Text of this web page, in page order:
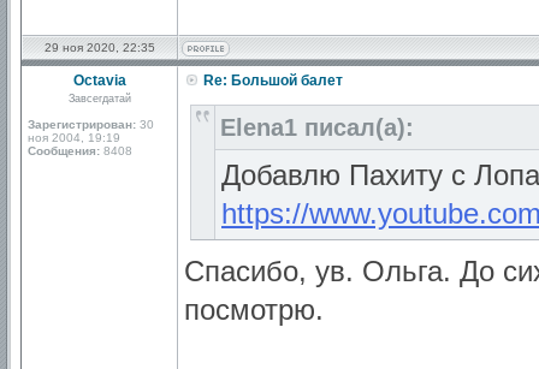
29 ноя 2020, 22:35
Octavia
Завсегдатай
Зарегистрирован: 30
ноя 2004, 19:19
Сообщения: 8408
Re: Большой балет
Elena1 писал(а):
Добавлю Пахиту с
https://
Спасибо, ув. Ольга. До
посмотрю.